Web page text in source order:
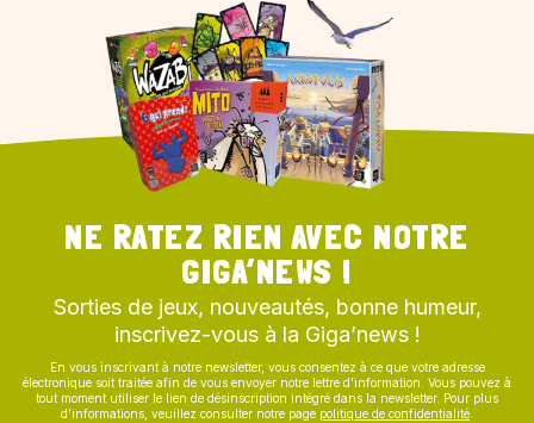
NE RATEZ RIEN AVEC NOTRE
GIGA’NEWS !
Sorties de jeux, nouveautés, bonne humeur,
inscrivez-vous à la Giga’news !
En vous inscrivant à notre newsletter, vous consentez à ce que votre adresse
électronique soit traitée afin de vous envoyer notre lettre d’information. Vous pouvez à
tout moment utiliser le lien de désinscription intégré dans la newsletter. Pour plus
d’informations, veuillez consulter notre page politique de confidentialité